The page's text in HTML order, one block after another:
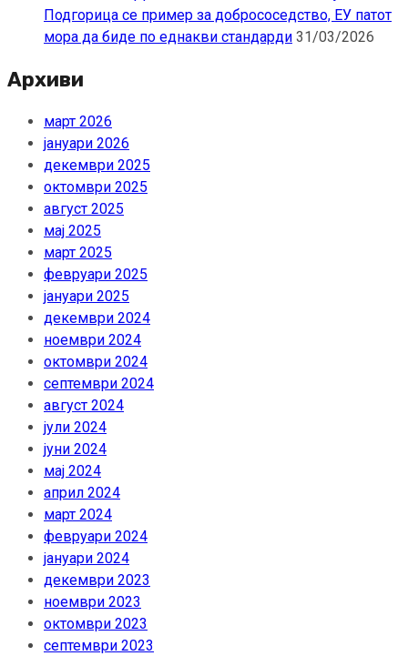
Подгорица се пример за добрососедство, ЕУ патот
мора да биде по еднакви стандарди 31/03/2026
Архиви
март 2026
јануари 2026
декември 2025
октомври 2025
август 2025
мај 2025
март 2025
февруари 2025
јануари 2025
декември 2024
ноември 2024
октомври 2024
септември 2024
август 2024
јули 2024
јуни 2024
мај 2024
април 2024
март 2024
февруари 2024
јануари 2024
декември 2023
ноември 2023
октомври 2023
септември 2023